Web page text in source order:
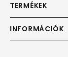
TERMÉKEK
INFORMÁCIÓK